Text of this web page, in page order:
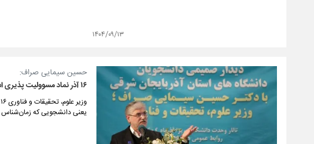
۱۴۰۴/۰۹/۱۳
حسین سیمایی صراف:
۱۶ آذر نماد مسوولیت پذیری است / دانشجوی انقلابی بی تفاوت نیست
یعنی دانشجویی که